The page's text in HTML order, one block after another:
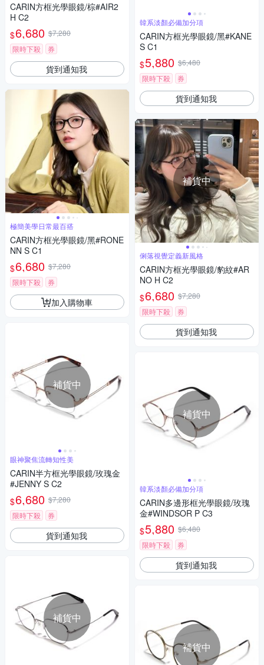
CARIN方框光學眼鏡/棕#AIR2
H C2
$6,680 $7,280
限時下殺
券
貨到通知我
極簡美學日常最百搭
CARIN方框光學眼鏡/黑#RONE
NN S C1
$6,680 $7,280
限時下殺
券
加入購物車
補貨中
眼神聚焦流轉知性美
CARIN半方框光學眼鏡/玫瑰金
#JENNY S C2
$6,680 $7,280
限時下殺
券
貨到通知我
補貨中
韓系淡顏必備加分項
CARIN方框光學眼鏡/黑#KANE
S C1
$5,880 $6,480
限時下殺
券
貨到通知我
補貨中
俐落視覺定義新風格
CARIN方框光學眼鏡/豹紋#AR
NO H C2
$6,680 $7,280
限時下殺
券
貨到通知我
補貨中
韓系淡顏必備加分項
CARIN多邊形框光學眼鏡/玫瑰
金#WINDSOR P C3
$5,880 $6,480
限時下殺
券
貨到通知我
補貨中